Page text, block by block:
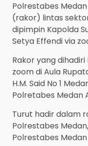
Polrestabes
(rakor) lintas
dipimpin Kapolda
Setya Effendi via
Rakor yang
zoom di Aula
H.M. Said No 1
Polretabes Medan
Turut hadir dalam
Polrestabes
Polrestabes